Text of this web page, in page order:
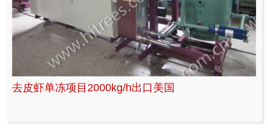
去皮虾单冻项目2000kg/h出口美国